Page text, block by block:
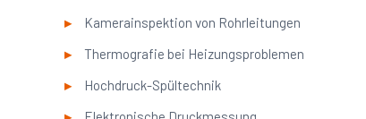
Kamerainspektion von Rohrleitungen
Thermografie bei Heizungsproblemen
Hochdruck-Spültechnik